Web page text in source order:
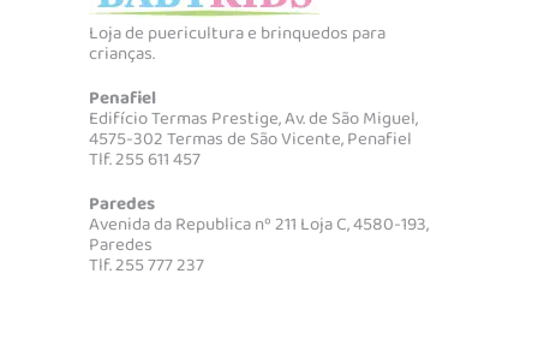
Loja de puericultura e brinquedos para
crianças.
Penafiel
Edifício Termas Prestige, Av. de São Miguel,
4575-302 Termas de São Vicente, Penafiel
Tlf. 255 611 457
Paredes
Avenida da Republica nº 211 Loja C, 4580-193,
Paredes
Tlf. 255 777 237